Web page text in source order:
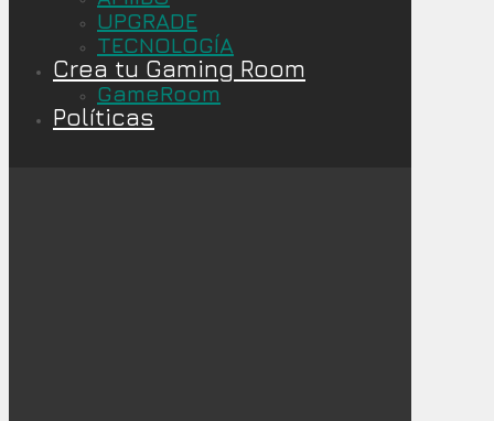
UPGRADE
TECNOLOGÍA
Crea tu Gaming Room
GameRoom
Políticas